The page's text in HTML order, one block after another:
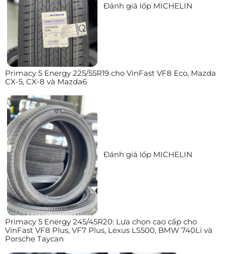
Đánh giá lốp MICHELIN
Primacy 5 Energy 225/55R19 cho VinFast VF8 Eco, Mazda
CX-5, CX-8 và Mazda6
Đánh giá lốp MICHELIN
Primacy 5 Energy 245/45R20: Lựa chọn cao cấp cho
VinFast VF8 Plus, VF7 Plus, Lexus LS500, BMW 740Li và
Porsche Taycan